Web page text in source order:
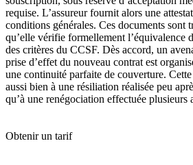
requise. L’assureur fournit alors une
conditions générales. Ces documents sont
qu’elle vérifie formellement l’équivalence
des critères du CCSF. Dès accord, un
prise d’effet du nouveau contrat est
une continuité parfaite de couverture.
aussi bien à une résiliation réalisée peu
qu’à une renégociation effectuée plusieurs
Obtenir un tarif